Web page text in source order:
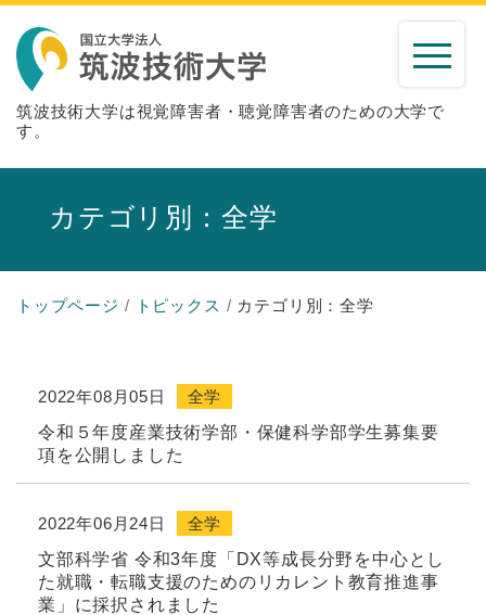
筑波技術大学は視覚障害者・聴覚障害者のための大学で
す。
カテゴリ別：全学
トップページ トピックス カテゴリ別：全学
2022年08月05日
全学
令和５年度産業技術学部・保健科学部学生募集要
項を公開しました
2022年06月24日
全学
文部科学省 令和3年度「DX等成長分野を中心とし
た就職・転職支援のためのリカレント教育推進事
業」に採択されました